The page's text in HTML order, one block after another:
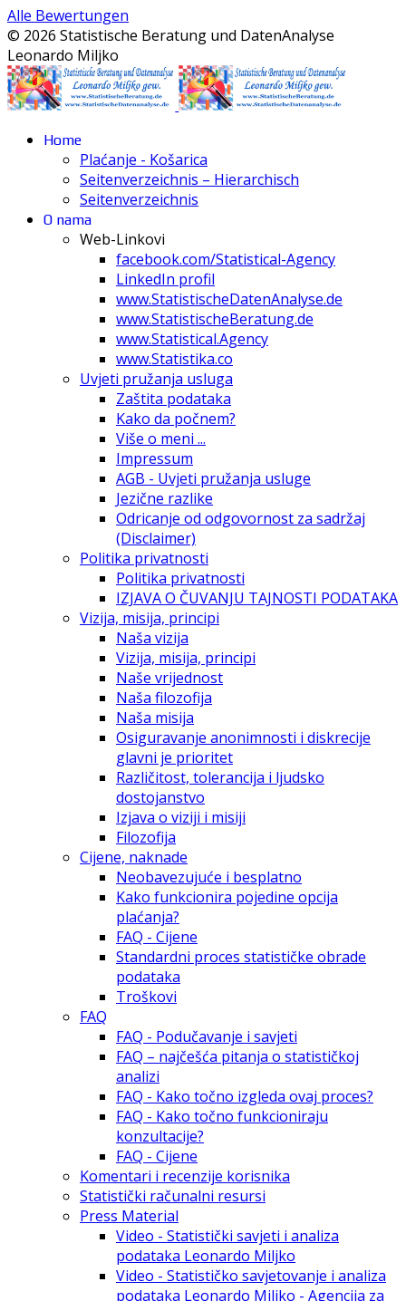
Alle Bewertungen
© 2026 Statistische Beratung und DatenAnalyse
Leonardo Miljko
Home
Plaćanje - Košarica
Seitenverzeichnis – Hierarchisch
Seitenverzeichnis
O nama
Web-Linkovi
facebook.com/Statistical-Agency
LinkedIn profil
www.StatistischeDatenAnalyse.de
www.StatistischeBeratung.de
www.Statistical.Agency
www.Statistika.co
Uvjeti pružanja usluga
Zaštita podataka
Kako da počnem?
Više o meni ...
Impressum
AGB - Uvjeti pružanja usluge
Jezične razlike
Odricanje od odgovornost za sadržaj
(Disclaimer)
Politika privatnosti
Politika privatnosti
IZJAVA O ČUVANJU TAJNOSTI PODATAKA
Vizija, misija, principi
Naša vizija
Vizija, misija, principi
Naše vrijednost
Naša filozofija
Naša misija
Osiguravanje anonimnosti i diskrecije
glavni je prioritet
Različitost, tolerancija i ljudsko
dostojanstvo
Izjava o viziji i misiji
Filozofija
Cijene, naknade
Neobavezujuće i besplatno
Kako funkcionira pojedine opcija
plaćanja?
FAQ - Cijene
Standardni proces statističke obrade
podataka
Troškovi
FAQ
FAQ - Podučavanje i savjeti
FAQ – najčešća pitanja o statističkoj
analizi
FAQ - Kako točno izgleda ovaj proces?
FAQ - Kako točno funkcioniraju
konzultacije?
FAQ - Cijene
Komentari i recenzije korisnika
Statistički računalni resursi
Press Material
Video - Statistički savjeti i analiza
podataka Leonardo Miljko
Video - Statističko savjetovanje i analiza
podataka Leonardo Miljko - Agencija za